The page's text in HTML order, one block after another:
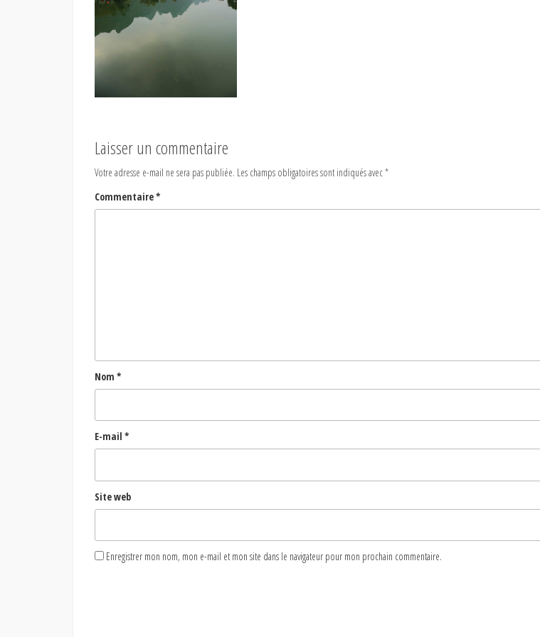
Laisser un commentaire
Votre adresse e-mail ne sera pas publiée. Les champs obligatoires sont indiqués avec*
Commentaire*
Nom *
E-mail *
Site web
Enregistrer mon nom, mon e-mail et mon site dans le navigateur pour mon prochain commentaire.